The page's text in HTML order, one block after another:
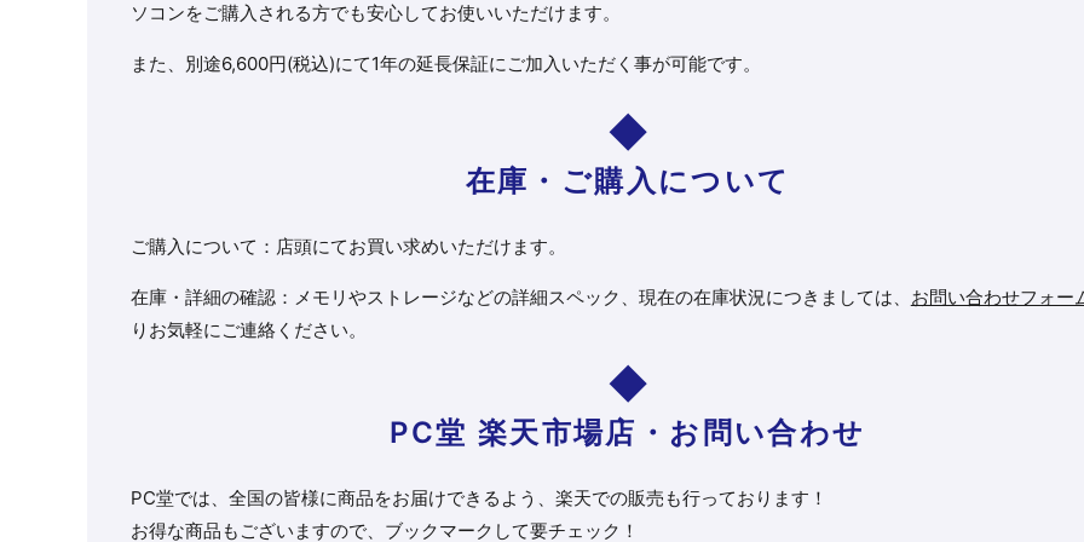
ソコンをご購入される方でも安心してお使いいただけます。
また、別途6,600円(税込)にて1年の延長保証にご加入いただく事が可能です。
在庫・ご購入について
ご購入について：店頭にてお買い求めいただけます。
在庫・詳細の確認：メモリやストレージなどの詳細スペック、現在の在庫状況につきましては、 お問い合わせフォー
りお気軽にご連絡ください。
PC堂 楽天市場店・お問い合わせ
PC堂では、全国の皆様に商品をお届けできるよう、楽天での販売も行っております！
お得な商品もございますので、ブックマークして要チェック！